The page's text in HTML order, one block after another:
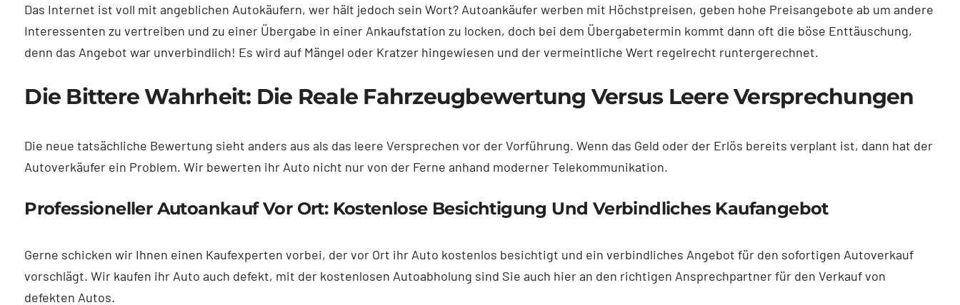
Das Internet ist voll mit angeblichen Autokäufern, wer hält jedoch sein Wort? Autoankäufer werben mit Höchstpreisen, geben hohe Preisangebote ab um andere
Interessenten zu vertreiben und zu einer Übergabe in einer Ankaufstation zu locken, doch bei dem Übergabetermin kommt dann oft die böse Enttäuschung,
denn das Angebot war unverbindlich! Es wird auf Mängel oder Kratzer hingewiesen und der vermeintliche Wert regelrecht runtergerechnet.
Die Bittere Wahrheit: Die Reale Fahrzeugbewertung Versus Leere Versprechungen
Die neue tatsächliche Bewertung sieht anders aus als das leere Versprechen vor der Vorführung. Wenn das Geld oder der Erlös bereits verplant ist, dann hat der
Autoverkäufer ein Problem. Wir bewerten ihr Auto nicht nur von der Ferne anhand moderner Telekommunikation.
Professioneller Autoankauf Vor Ort: Kostenlose Besichtigung Und Verbindliches Kaufangebot
Gerne schicken wir Ihnen einen Kaufexperten vorbei, der vor Ort ihr Auto kostenlos besichtigt und ein verbindliches Angebot für den sofortigen Autoverkauf
vorschlägt. Wir kaufen ihr Auto auch defekt, mit der kostenlosen Autoabholung sind Sie auch hier an den richtigen Ansprechpartner für den Verkauf von
defekten Autos.